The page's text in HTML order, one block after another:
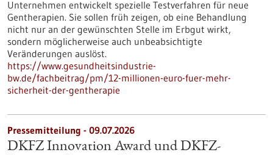
Unternehmen entwickelt spezielle Testverfahren für neue
Gentherapien. Sie sollen früh zeigen, ob eine Behandlung
nicht nur an der gewünschten Stelle im Erbgut wirkt,
sondern möglicherweise auch unbeabsichtigte
Veränderungen auslöst.
https://www.gesundheitsindustrie-
bw.de/fachbeitrag/pm/12-millionen-euro-fuer-mehr-
sicherheit-der-gentherapie
Pressemitteilung - 09.07.2026
DKFZ Innovation Award und DKFZ-